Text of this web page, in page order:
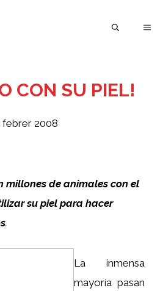
CON SU PIEL!
febrer 2008
millones de animales con el
su piel para hacer
.
La inmensa
mayoría pasan